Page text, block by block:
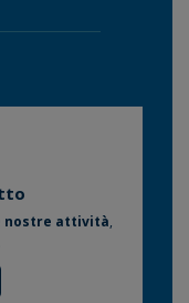
nostre attività,